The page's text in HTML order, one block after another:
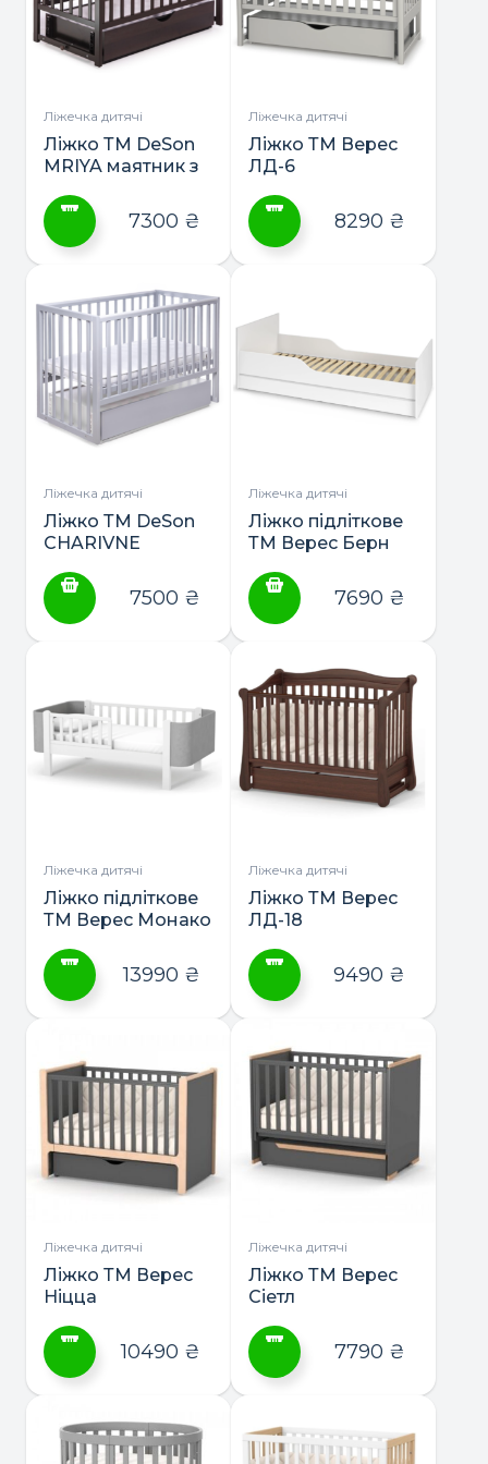
Параметри
можна
вибрати
сторінці
товару
Параметри
можна
сторінці
товару
Ліжечка дитячі
Ліжко ТМ DeSon
MRIYA маятник з
має
варіантів.
Параметри
можна
вибрати
сторінці
товару
7300 ₴
Ліжечка дитячі
Ліжко ТМ Верес
ЛД-6
має
кілька
варіантів.
Параметри
сторінці
товару
8290 ₴
Ліжечка дитячі
Ліжко ТМ DeSon
CHARIVNE
шухлядою7500 ₴
Ліжечка дитячі
Ліжко підліткове
ТМ Верес Берн
7690 ₴
Ліжечка дитячі
Ліжко підліткове
ТМ Верес Монако
160*80/190*80
має
кілька
варіантів.
Параметри
можна
вибрати
сторінці
товару
13990 ₴
Ліжечка дитячі
Ліжко ТМ Верес
ЛД-18
має
кілька
варіантів.
Параметри
можна
сторінці
товару
9490 ₴
Ліжечка дитячі
Ліжко ТМ Верес
Ніцца
має
10490 ₴
Ліжечка дитячі
Ліжко ТМ Верес
Сіетл
має
7790 ₴